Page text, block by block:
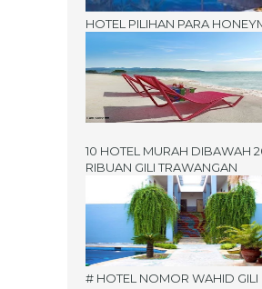
HOTEL PILIHAN PARA
10 HOTEL MURAH DIBAWAH
RIBUAN GILI TRAWANGAN
# HOTEL NOMOR WAHID GILI